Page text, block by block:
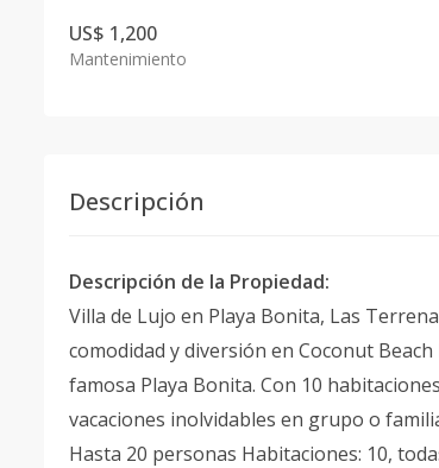
US$ 1,200
Mantenimiento
Descripción
Descripción de la Propiedad:
Villa de Lujo en Playa Bonita, Las
comodidad y diversión en Coconut
famosa Playa Bonita. Con 10
vacaciones inolvidables en grupo o
Hasta 20 personas Habitaciones: 10,